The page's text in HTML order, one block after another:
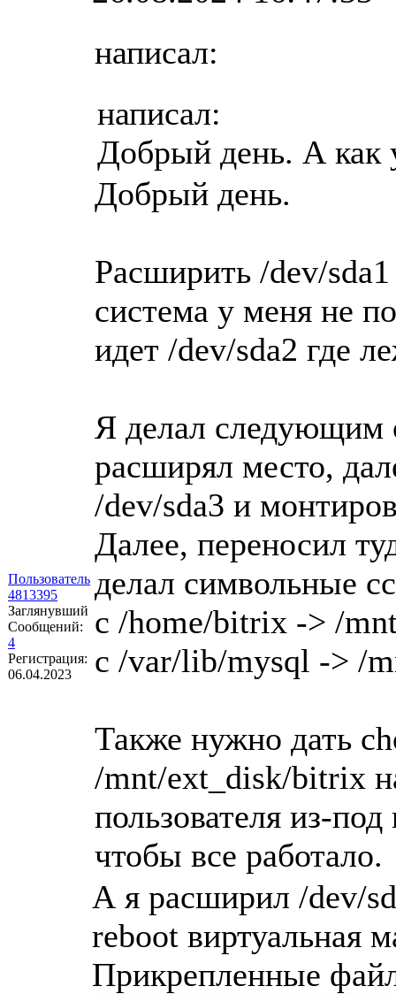
Пользователь
4813395
Заглянувший
Сообщений:
4
Регистрация:
06.04.2023
написал:
написал:
Добрый день. А как
Добрый день.
Расширить /dev/
система у меня не
идет /dev/sda2 где
Я делал следующим
расширял место,
/dev/sda3 и
Далее, переносил
делал символьные
с /home/bitrix -> /
c /var/lib/mysql -> /
Также нужно дать
/mnt/ext_disk/bitrix
пользователя из-
чтобы все работало.
А я расширил /dev/
reboot виртуальная
Прикрепленные